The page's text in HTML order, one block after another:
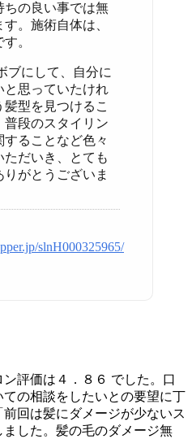
ちの良い事では無
。施術自体は、
。
ブにして、自分に
と思っていたけれ
型を見つけるこ
普段のスタイリン
ることなど色々
だいき、とても
がとうございま
slnH000325965/
評価は４．８６ でした。口
の相談をしたいとの要望に丁
回は髪にダメージが少ないス
ました。髪の毛のダメージ無